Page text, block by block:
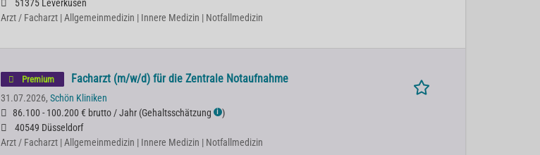
51375 Leverkusen
Arzt / Facharzt | Allgemeinmedizin | Innere Medizin | Notfallmedizin
Premium Facharzt (m/w/d) für die Zentrale Notaufnahme
31.07.2026, Schön Kliniken
86.100 - 100.200 € brutto / Jahr (Gehaltsschätzung ℹ )
40549 Düsseldorf
Arzt / Facharzt | Allgemeinmedizin | Innere Medizin | Notfallmedizin